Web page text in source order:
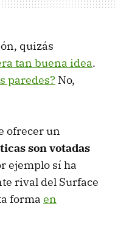
quizás
tan buena idea.
paredes? No,
ofrecer un
son votadas
ejemplo sí ha
rival del Surface
forma en